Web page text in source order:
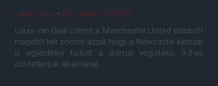
Lakner Péter • 2016. január. 13. 09:24
Louis van Gaal szerint a Manchester United eldobott
magától két pontot azzal, hogy a Newcastle kétszer
is egyenlíteni tudott a drámai végjátékú, 3-3-as
döntetlenjük alkalmával...